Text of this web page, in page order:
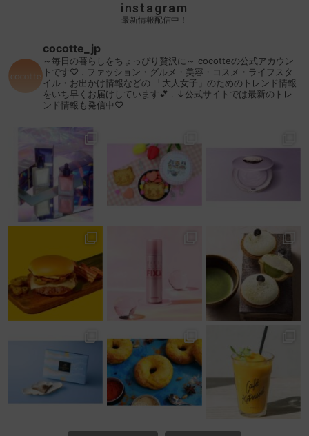
instagram
最新情報配信中！
cocotte_jp
～毎日の暮らしをちょっぴり贅沢に～ cocotteの公式アカウン
トです♡ . ファッション・グルメ・美容・コスメ・ライフスタ
イル・お出かけ情報などの 「大人女子」のためのトレンド情報
をいち早くお届けしています💕 . ↓公式サイトでは最新のトレ
ンド情報も発信中♡